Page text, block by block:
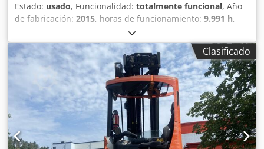
Estado: usado, Funcionalidad: totalmente funcional, Año
de fabricación: 2015, horas de funcionamiento: 9.991 h,
1.600 kg, altura de elevación:
mm, ascensor libre:2.000 mm, tipo de combustible:
eléctrico
, tipo de mástil:triple, altura de construcción:
3.300 mm, longitud de la horquilla:1.150 mm, tipo de
accionamiento:
Elektro, Apilador de mástil retráctil Tipo de
mástil: triplex Csdpfxjzmkqks Acnsrf Estado técnico: muy
bueno Voltaje de la batería: 48 V Horquilla retráctil,
desplazador lateral, dispositivo de ajuste de horquillas, 3.ª
válvula, 4.ª válvula, elevación de mástil completa,
certificado CE.
Clasificado